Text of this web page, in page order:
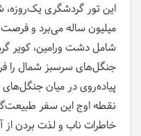
میلیون ساله می‌برد و
شامل دشت ورامین، کویر
جنگل‌های سرسبز شمال را
پیاده‌روی در میان جنگل‌های
نقطه اوج این سفر
خاطرات ناب و لذت بردن